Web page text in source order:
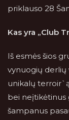
priklauso 28
Kas yra „Club
Iš esmės šios
vynuogių derlių
unikalų
bei neįtikėtinus
šampanus